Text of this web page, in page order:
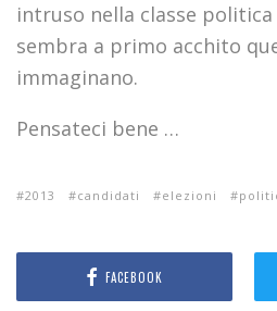
intruso nella classe
sembra a primo acchito
immaginano.
Pensateci bene …
2013 candidati elezioni
FACEBOOK